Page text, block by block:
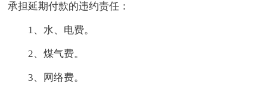
承担延期付款的违约责任：
1、水、电费。
2、煤气费。
3、网络费。